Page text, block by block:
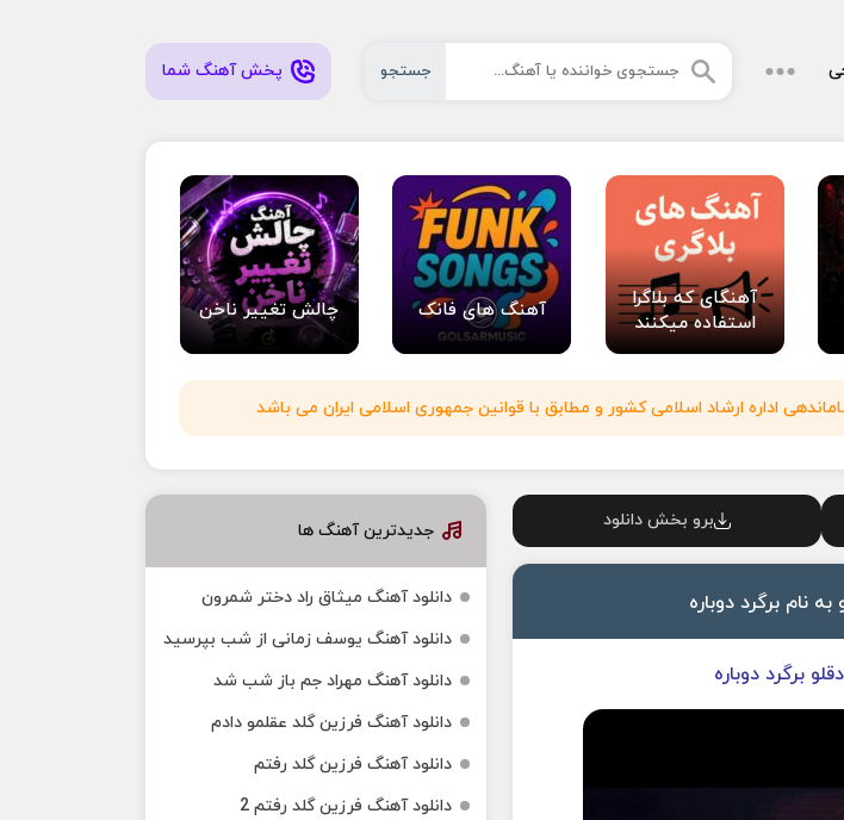
جستجو پخش آهنگ شما
آهنگای که بلاگرا
استفاده میکنند
آهنگ های فانک چالش تغییر ناخن
اداره ارشاد اسلامی کشور و مطابق با قوانین جمهوری اسلامی ایران می باشد
برو بخش دانلود
نام برگرد دوباره
برگرد دوباره
جدیدترین آهنگ ها
دانلود آهنگ میثاق راد دختر شمرون
دانلود آهنگ یوسف زمانی از شب بپرسید
دانلود آهنگ مهراد جم باز شب شد
دانلود آهنگ فرزین گلد عقلمو دادم
دانلود آهنگ فرزین گلد رفتم
دانلود آهنگ فرزین گلد رفتم 2